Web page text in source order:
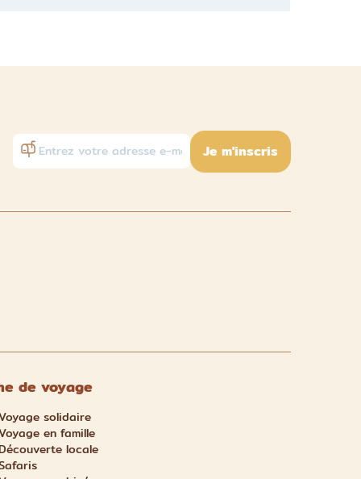
Je m'inscris
de voyage
solidaire
en famille
locale